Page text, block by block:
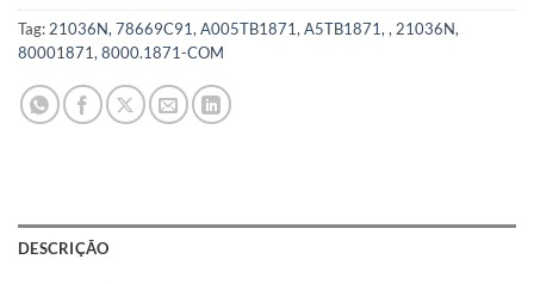
Tag: 21036N, 78669C91, A005TB1871, A5TB1871, , 21036N,
80001871, 8000.1871-COM
DESCRIÇÃO